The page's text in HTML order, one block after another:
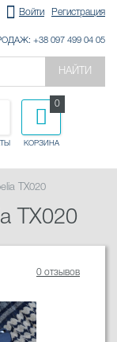
Войти Регистрация
+38 097 499 04 05
НАЙТИ
КОРЗИНА
0
TX020
TX020
0 отзывов